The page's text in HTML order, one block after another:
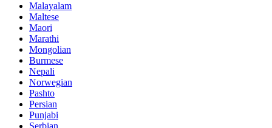
Malayalam
Maltese
Maori
Marathi
Mongolian
Burmese
Nepali
Norwegian
Pashto
Persian
Punjabi
Serbian